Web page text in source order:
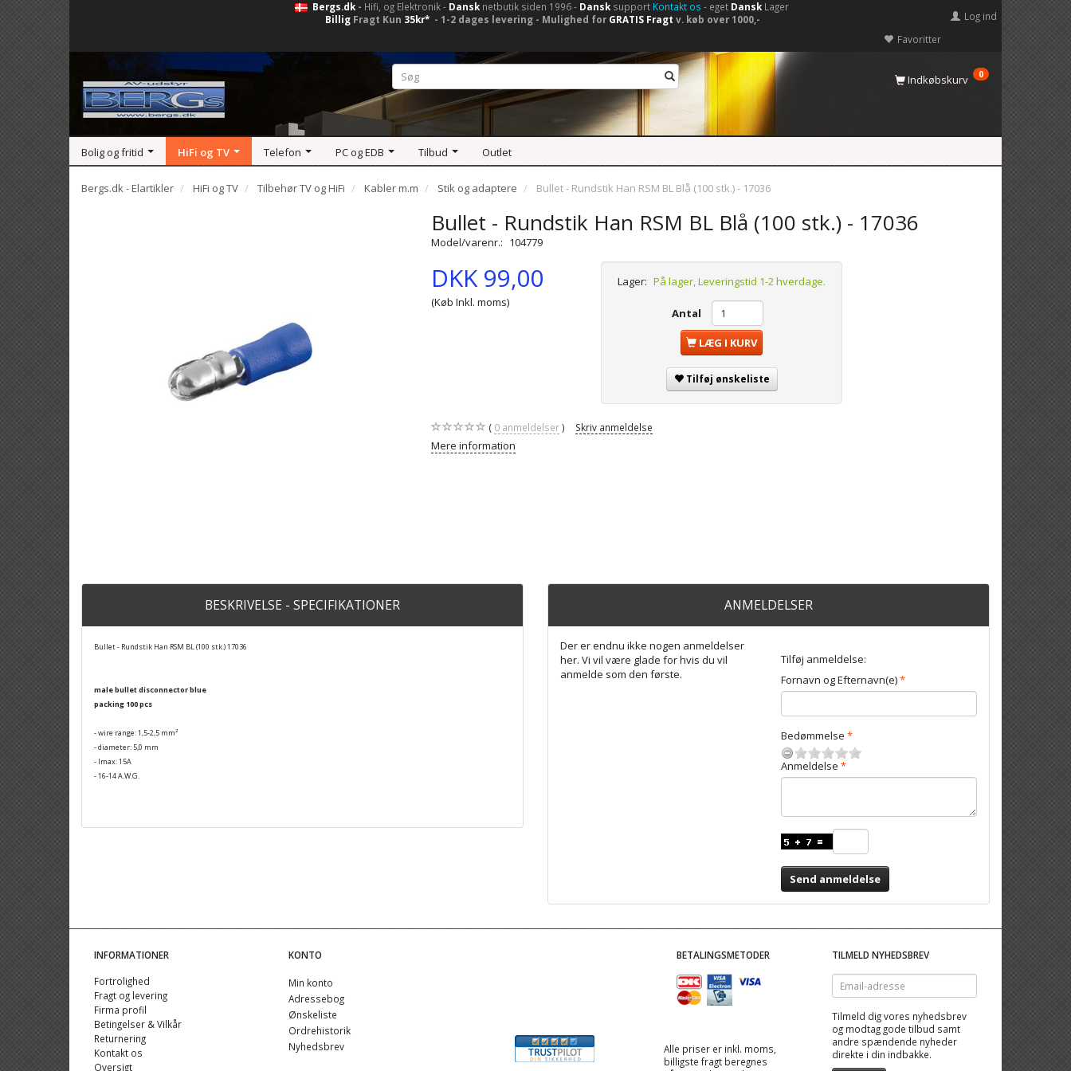
Bergs.dk- Hifi, og Elektronik - Dansknetbutik siden 1996 - Dansksupport Kontakt os - eget DanskLager
Billig Fragt Kun 35kr* - 1-2 dages levering - Mulighed for GRATIS Fragt v. køb over 1000,-
Favoritter
Log ind
Indkøbskurv 0
Bolig og fritid HiFi og TV Telefon PC og EDB Tilbud Outlet
Bergs.dk - Elartikler HiFi og TV Tilbehør TV og HiFi Kabler m.m Stik og adaptere Bullet - Rundstik Han RSM BL Blå (100 stk.) - 17036
Bullet - Rundstik Han RSM BL Blå (100 stk.) - 17036
Model/varenr.: 104779
DKK 99,00
(Køb Inkl. moms)
Lager: På lager, Leveringstid 1-2 hverdage.
Antal
LÆG I KURV
Tilføj ønskeliste
0anmeldelser Skriv anmeldelse
Mere information
BESKRIVELSE - SPECIFIKATIONER
Bullet - Rundstik Han RSM BL (100 stk.) 17036
male bullet disconnector blue
packing 100 pcs
- wire range: 1,5-2,5 mm²
- diameter: 5,0 mm
- Imax: 15A
- 16-14 A.W.G.
ANMELDELSER
Der er endnu ikke nogen anmeldelser
her. Vi vil være glade for hvis du vil
anmelde som den første.
Tilføj anmeldelse:
Fornavn og Efternavn(e)
Bedømmelse
Anmeldelse
Send anmeldelse
INFORMATIONER
Fortrolighed
Fragt og levering
Firma profil
Betingelser & Vilkår
Returnering
Kontakt os
Oversigt
KONTO
Min konto
Adressebog
Ønskeliste
Ordrehistorik
Nyhedsbrev
BETALINGSMETODER
Alle priser er inkl. moms,
billigste fragt beregnes
TILMELD NYHEDSBREV
Email-
adresse
Tilmeld dig vores nyhedsbrev
og modtag gode tilbud samt
andre spændende nyheder
direkte i din indbakke.